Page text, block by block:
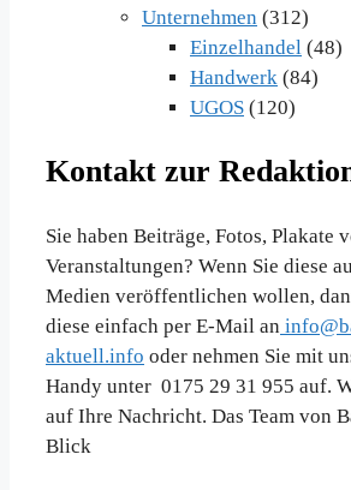
Unternehmen (312)
Einzelhandel (48)
Handwerk (84)
UGOS (120)
Kontakt zur
Sie haben Beiträge, Fotos, Plakate
Veranstaltungen? Wenn Sie diese
Medien veröffentlichen wollen,
diese einfach per E-Mail an
aktuell.info oder nehmen Sie mit
Handy unter 0175 29 31 955 auf.
auf Ihre Nachricht. Das Team von
Blick